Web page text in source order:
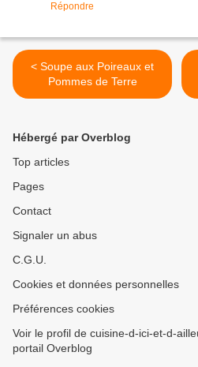
Répondre
< Soupe aux Poireaux et
Pommes de Terre
Hébergé par Overblog
Top articles
Pages
Contact
Signaler un abus
C.G.U.
Cookies et données personnelles
Préférences cookies
Voir le profil de cuisine-d-ici-et-d-
portail Overblog